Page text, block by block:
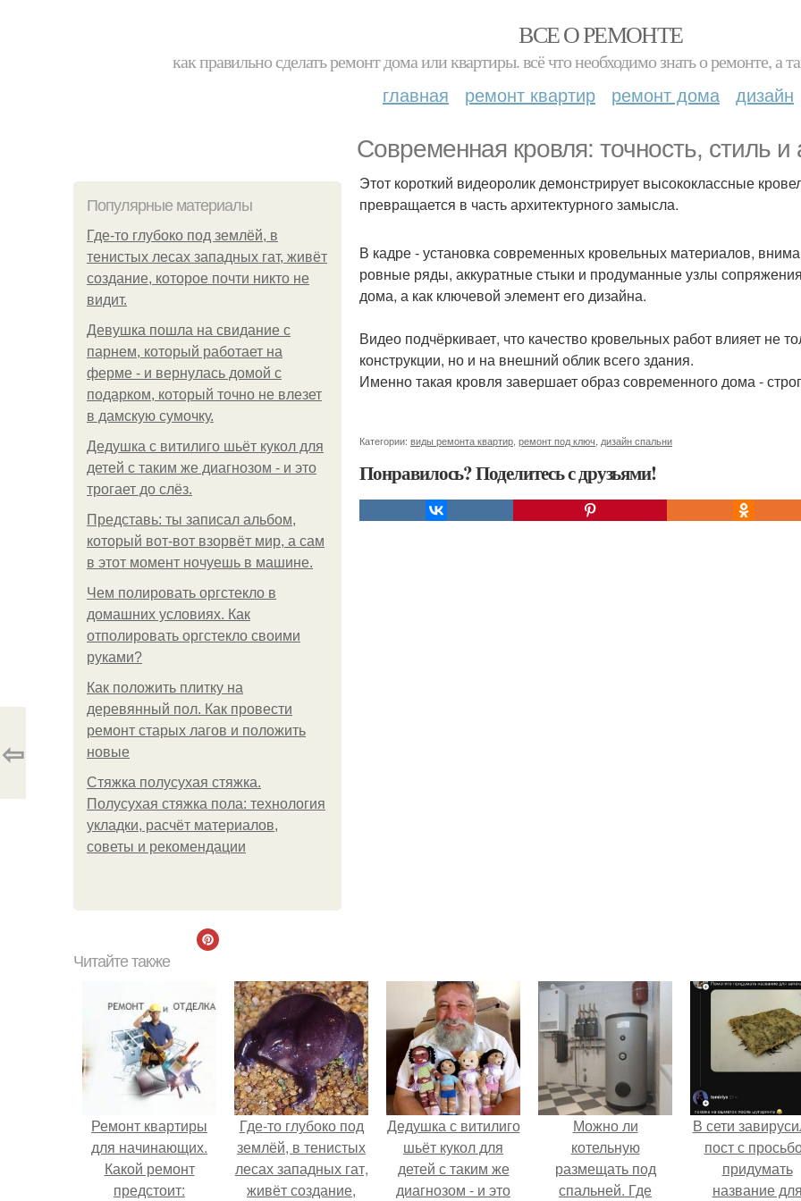
ВСЕ О РЕМОНТЕ
как правильно сделать ремонт дома или квартиры. всё что необходимо знать о ремонте,
главная ремонт квартир ремонт дома дизайн
Современная кровля: точность, стиль и
Популярные материалы
Где-то глубоко под землёй, в
тенистых лесах западных гат, живёт
создание, которое почти никто не
видит.
Девушка пошла на свидание с
парнем, который работает на
ферме - и вернулась домой с
подарком, который точно не влезет
в дамскую сумочку.
Дедушка с витилиго шьёт кукол для
детей с таким же диагнозом - и это
трогает до слёз.
Представь: ты записал альбом,
который вот-вот взорвёт мир, а сам
в этот момент ночуешь в машине.
Чем полировать оргстекло в
домашних условиях. Как
отполировать оргстекло своими
руками?
Как положить плитку на
деревянный пол. Как провести
ремонт старых лагов и положить
новые
Стяжка полусухая стяжка.
Полусухая стяжка пола: технология
укладки, расчёт материалов,
советы и рекомендации
Этот короткий видеоролик демонстрирует высококлассные
превращается в часть архитектурного замысла.
В кадре - установка современных кровельных материалов,
ровные ряды, аккуратные стыки и продуманные узлы
дома, а как ключевой элемент его дизайна.
Видео подчёркивает, что качество кровельных работ влияет не
конструкции, но и на внешний облик всего здания.
Именно такая кровля завершает образ современного дома -
Категории: виды ремонта квартир ремонт под ключ дизайн спальни
Понравилось? Поделитесь с друзьями!
⇦
Читайте также
Ремонт квартиры
для начинающих.
Какой ремонт
предстоит:
Где-то глубоко под
землёй, в тенистых
лесах западных гат,
живёт создание,
Дедушка с витилиго
шьёт кукол для
детей с таким же
диагнозом - и это
Можно ли
котельную
размещать под
спальней. Где
В сети
пост с
придумать
название